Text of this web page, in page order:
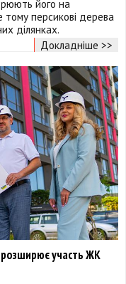
його на
тому персикові дерева
ділянках.
Докладніше >>
участь ЖК